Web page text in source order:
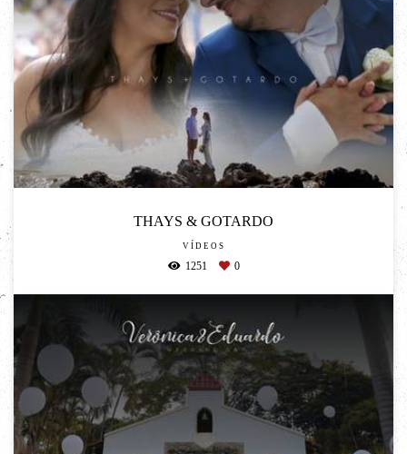
THAYS & GOTARDO
VÍDEOS
1251 0